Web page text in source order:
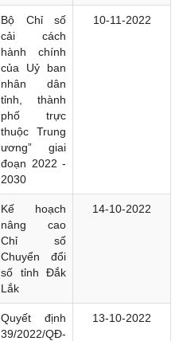
Bộ Chỉ số
cải cách
hành chính
của Uỷ ban
nhân dân
tỉnh, thành
phố trực
thuộc Trung
ương” giai
đoạn 2022 -
2030
10-11-2022
Kế hoạch
nâng cao
Chỉ số
Chuyển đổi
số tỉnh Đắk
Lắk
14-10-2022
Quyết định
39/2022/QĐ-
13-10-2022